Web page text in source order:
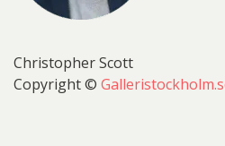
Christopher Scott
Copyright ©